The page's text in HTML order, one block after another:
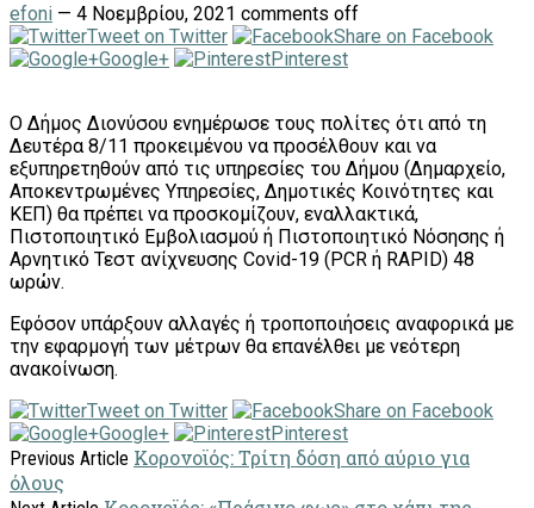
efoni — 4 Νοεμβρίου, 2021 comments off
Tweet on Twitter
Share on Facebook
Google+
Pinterest
Ο Δήμος Διονύσου ενημέρωσε τους πολίτες ότι από τη
Δευτέρα 8/11 προκειμένου να προσέλθουν και να
εξυπηρετηθούν από τις υπηρεσίες του Δήμου (Δημαρχείο,
Αποκεντρωμένες Υπηρεσίες, Δημοτικές Κοινότητες και
ΚΕΠ) θα πρέπει να προσκομίζουν, εναλλακτικά,
Πιστοποιητικό Εμβολιασμού ή Πιστοποιητικό Νόσησης ή
Αρνητικό Τεστ ανίχνευσης Covid-19 (PCR ή RAPID) 48
ωρών.
Εφόσον υπάρξουν αλλαγές ή τροποποιήσεις αναφορικά με
την εφαρμογή των μέτρων θα επανέλθει με νεότερη
ανακοίνωση.
Tweet on Twitter
Share on Facebook
Google+
Pinterest
Previous Article Κορονοϊός: Τρίτη δόση από αύριο για
όλους